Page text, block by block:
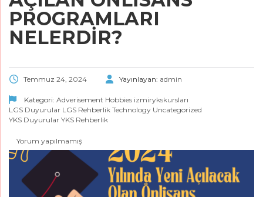
PROGRAMLARI
NELERDIR?
Temmuz 24, 2024 Yayınlayan: admin
Kategori: Adverisement Hobbies izmirykskursları
LGS Duyurular LGS Rehberlik Technology Uncategorized
YKS Duyurular YKS Rehberlik
Yorum yapılmamış